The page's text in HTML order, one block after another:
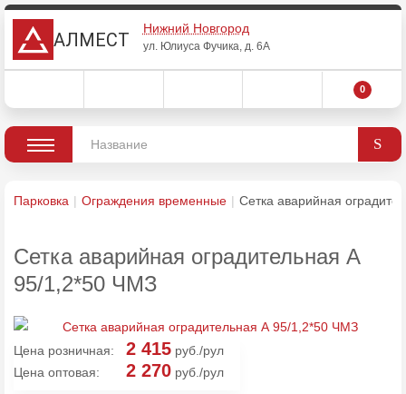
АЛМЕСТ
Нижний Новгород
ул. Юлиуса Фучика, д. 6А
0
Парковка Ограждения временные Сетка аварийная
Сетка аварийная оградительная А
95/1,2*50 ЧМЗ
Цена розничная: 2 415 руб./рул
Цена оптовая:
2 270 руб./рул